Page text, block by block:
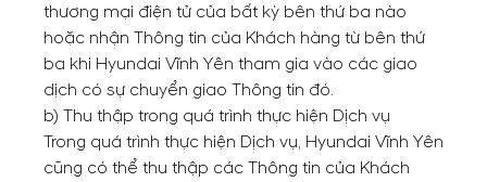
thương mại điện tử của bất kỳ bên thứ ba nào
hoặc nhận Thông tin của Khách hàng từ bên thứ
ba khi Hyundai Vĩnh Yên tham gia vào các giao
dịch có sự chuyển giao Thông tin đó.
b) Thu thập trong quá trình thực hiện Dịch vụ
Trong quá trình thực hiện Dịch vụ, Hyundai Vĩnh Yên
cũng có thể thu thập các Thông tin của Khách